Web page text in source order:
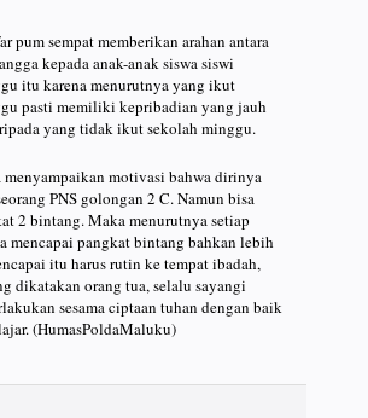
pum sempat memberikan arahan antara
kepada anak-anak siswa siswi
itu karena menurutnya yang ikut
pasti memiliki kepribadian yang jauh
yang tidak ikut sekolah minggu.
motivasi bahwa dirinya
PNS golongan 2 C. Namun bisa
2 bintang. Maka menurutnya setiap
mencapai pangkat bintang bahkan lebih
itu harus rutin ke tempat ibadah,
dikatakan orang tua, selalu sayangi
sesama ciptaan tuhan dengan baik
(HumasPoldaMaluku)